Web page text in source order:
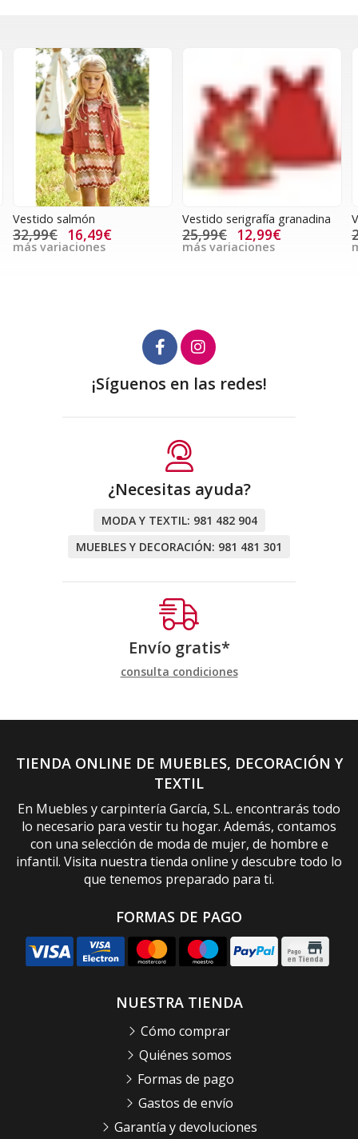
Vestido salmón
32,99€ 16,49€
más variaciones
Vestido serigrafía granadina
25,99€ 12,99€
más variaciones
¡Síguenos en las redes!
¿Necesitas ayuda?
MODA Y TEXTIL: 981 482 904
MUEBLES Y DECORACIÓN: 981 481 301
Envío gratis*
consulta condiciones
TIENDA ONLINE DE MUEBLES, DECORACIÓN Y
TEXTIL
En Muebles y carpintería García, S.L. encontrarás todo
lo necesario para vestir tu hogar. Además, contamos
con una selección de moda de mujer, de hombre e
infantil. Visita nuestra tienda online y descubre todo lo
que tenemos preparado para ti.
FORMAS DE PAGO
NUESTRA TIENDA
Cómo comprar
Quiénes somos
Formas de pago
Gastos de envío
Garantía y devoluciones